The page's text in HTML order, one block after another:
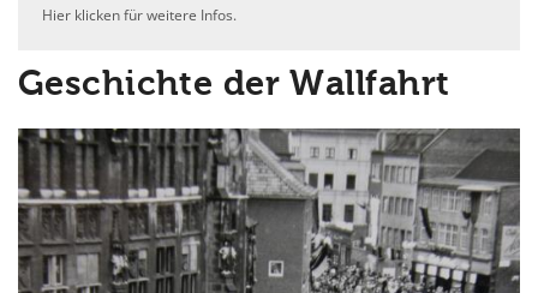
Hier klicken für weitere Infos.
Geschichte der Wallfahrt